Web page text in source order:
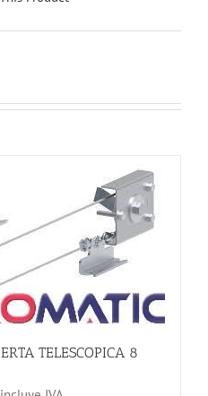
TELESCOPICA 8